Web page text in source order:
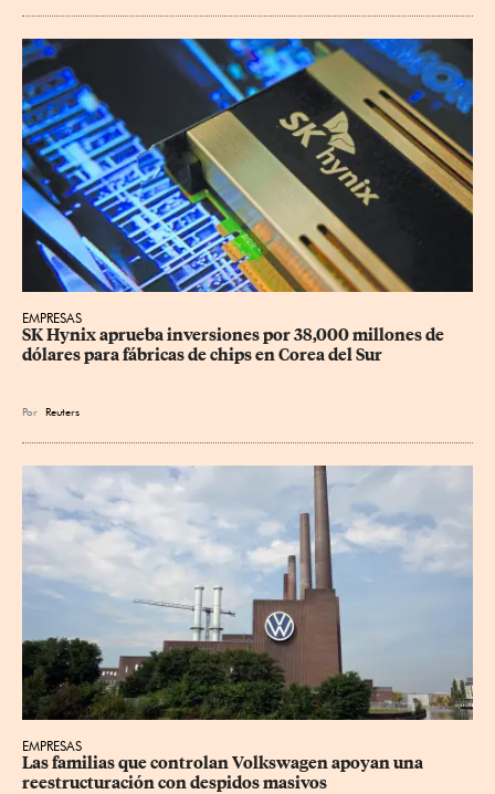
EMPRESAS
SK Hynix aprueba inversiones por 38,000 millones de
dólares para fábricas de chips en Corea del Sur
Por Reuters
EMPRESAS
Las familias que controlan Volkswagen apoyan una
reestructuración con despidos masivos